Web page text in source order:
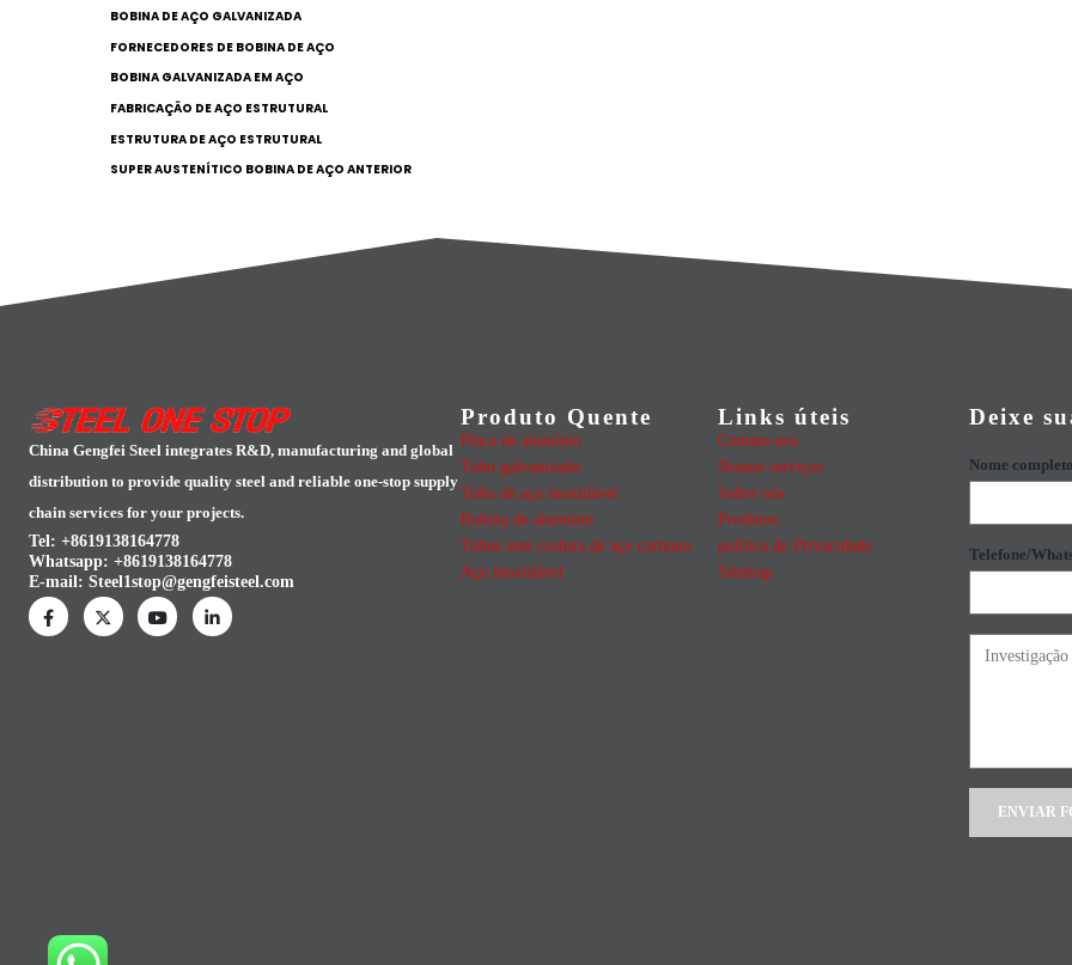
BOBINA DE AÇO GALVANIZADA
FORNECEDORES DE BOBINA DE AÇO
BOBINA GALVANIZADA EM AÇO
FABRICAÇÃO DE AÇO ESTRUTURAL
ESTRUTURA DE AÇO ESTRUTURAL
SUPER AUSTENÍTICO BOBINA DE AÇO ANTERIOR
China Gengfei Steel integrates R&D, manufacturing and global
distribution to provide quality steel and reliable one-stop supply
chain services for your projects.
Tel: +8619138164778
Whatsapp: +8619138164778
E-mail: Steel1stop@gengfeisteel.com
Produto Quente
Placa de alumínio
Tubo galvanizado
Tubo de aço inoxidável
Bobina de alumínio
Tubos sem costura de aço carbono
Aço inoxidável
Links úteis
Contate-nos
Nossos serviços
Sobre nós
Produtos
política de Privacidade
Sitemap
Deixe
Nome completo
Telefone/